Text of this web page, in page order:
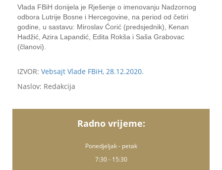
Vlada FBiH donijela je Rješenje o imenovanju Nadzornog
odbora Lutrije Bosne i Hercegovine, na period od četiri
godine, u sastavu: Miroslav Ćorić (predsjednik), Kenan
Hadžić, Azira Lapandić, Edita Rokša i Saša Grabovac
(članovi).
IZVOR: Vebsajt Vlade FBiH, 28.12.2020.
Naslov: Redakcija
Radno vrijeme:
Ponedjeljak - petak
7:30 - 15:30